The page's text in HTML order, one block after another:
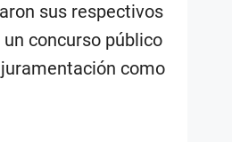
sus respectivos
concurso público
como